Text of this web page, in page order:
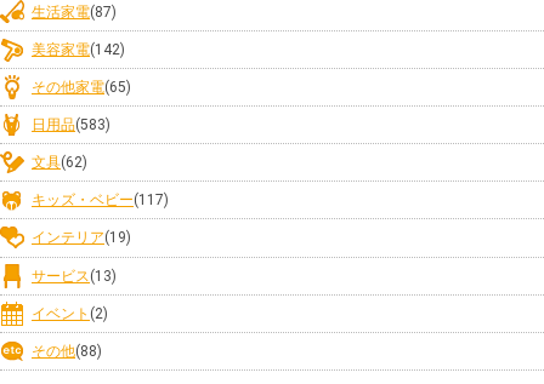
生活家電(87)
美容家電(142)
その他家電(65)
日用品(583)
文具(62)
キッズ・ベビー(117)
インテリア(19)
サービス (13)
イベント (2)
その他(88)